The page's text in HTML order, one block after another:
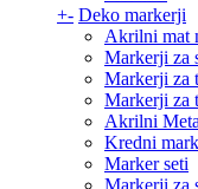
+- Deko markerji
Akrilni mat
Markerji za
Markerji za
Markerji za
Akrilni
Kredni
Marker seti